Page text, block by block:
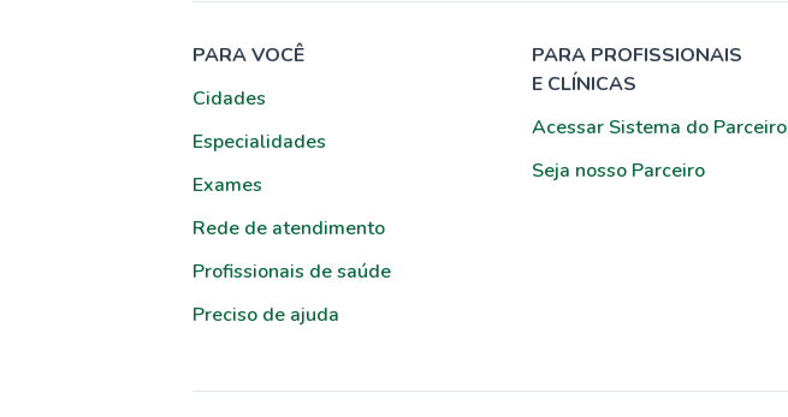
PARA VOCÊ
Cidades
Especialidades
Exames
Rede de atendimento
Profissionais de saúde
Preciso de ajuda
PARA PROFISSIONAIS
E CLÍNICAS
Acessar Sistema do Parceiro
Seja nosso Parceiro